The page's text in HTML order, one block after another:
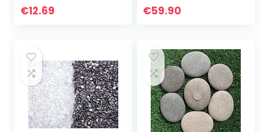
zinklegering
€12.69 €59.90